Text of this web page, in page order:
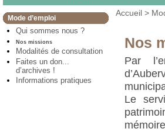
Mode d’emploi
Qui sommes nous ?
Nos missions
Modalités de consultation
Faites un don...
d’archives !
Informations pratiques
Accueil >
Nos
Par
Le